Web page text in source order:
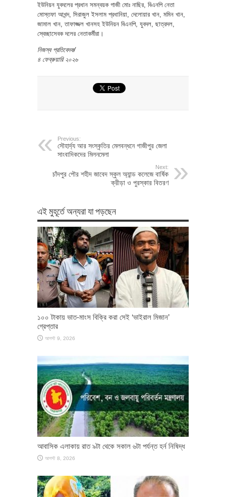
ইউনিয়ন যুবদলের প্রধান সমন্বয়ক গাজী মোঃ নাছির, বিএনপি নেতা
মোস্তফা আখন্দ, সিরাজুল ইসলাম প্রধানিয়া, দেলোয়ার খান, মমিন খান,
জামাল খান, তাফাজ্জল খানসহ ইউনিয়ন বিএনপি, যুবদল, ছাত্রদল,
স্বেচ্ছাসেবক দলের নেতাকর্মীরা।
নিজস্ব প্রতিবেদক/
৪ ফেব্রুয়ারি ২০২৬
Previous:
সৌহার্দ্য আর সংস্কৃতির মেলবন্ধনে গাজীপুর জেলা
সাংবাদিকদের মিলনমেলা
Next:
চাঁদপুর পৌর শহীদ জাবেদ স্কুল অ্যান্ড কলেজে বার্ষিক
ক্রীড়া ও পুরস্কার বিতরণ
এই মুহূর্তে অন্যরা যা পড়ছেন
১০০ টাকায় ভাত-মাংস বিক্রি করা সেই ‘ভাইরাল মিজান’
গ্রেপ্তার
আগস্ট 9, 2026
আবাসিক এলাকায় রাত ৯টা থেকে সকাল ৬টা পর্যন্ত হর্ন নিষিদ্ধ
আগস্ট 8, 2026